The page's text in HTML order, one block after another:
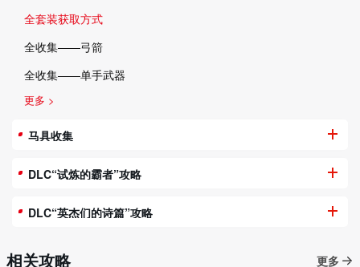
全套装获取方式
全收集——弓箭
全收集——单手武器
更多 >
马具收集
DLC“试炼的霸者”攻略
DLC“英杰们的诗篇”攻略
相关攻略
更多